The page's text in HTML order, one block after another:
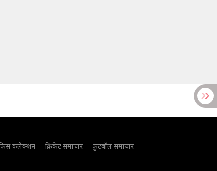
कलेक्शन क्रिकेट समाचार
फुटबॉल समाचार